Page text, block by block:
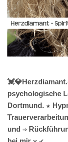
psychologische
Dortmund. ★
und ⇒